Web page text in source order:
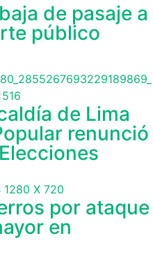
de pasaje a
público
de Lima
renunció
por ataque
en